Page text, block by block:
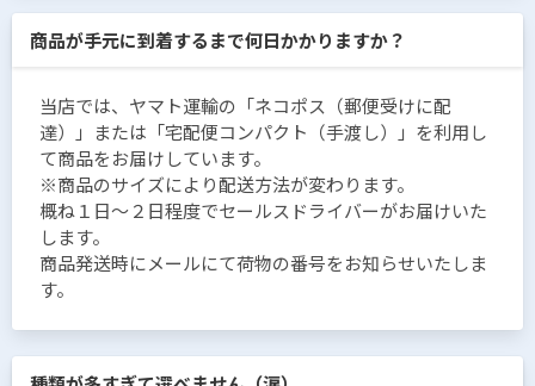
商品が手元に到着するまで何日かかりますか？
当店では、ヤマト運輸の「ネコポス（郵便受けに配
達）」または「宅配便コンパクト（手渡し）」を利用し
て商品をお届けしています。
※商品のサイズにより配送方法が変わります。
概ね１日〜２日程度でセールスドライバーがお届けいた
します。
商品発送時にメールにて荷物の番号をお知らせいたしま
す。